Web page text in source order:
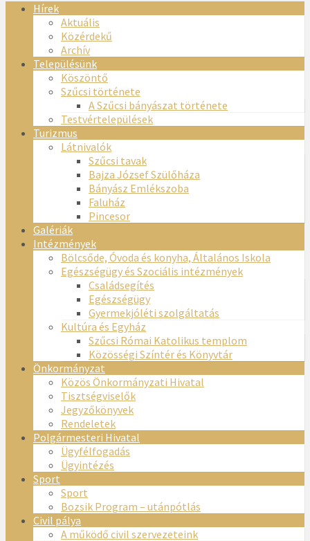
Hírek
Aktuális
Közérdekű
Archív
Településünk
Köszöntő
Szűcsi története
A Szűcsi bányászat története
Testvértelepülések
Turizmus
Látnivalók
Szűcsi tavak
Bajza József Szülőháza
Bányász Emlékszoba
Faluház
Pincesor
Galériák
Intézmények
Bölcsőde, Óvoda és konyha, Általános Iskola
Egészségügy és Szociális intézmények
Családsegítés
Egészségügy
Gyermekjóléti szolgáltatás
Kultúra és Egyház
Szűcsi Római Katolikus templom
Közösségi Színtér és Könyvtár
Önkormányzat
Közös Önkormányzati Hivatal
Tisztségviselők
Jegyzőkönyvek
Rendeletek
Polgármesteri Hivatal
Ügyfélfogadás
Ügyintézés
Sport
Sport
Bozsik Program – utánpótlás
Civil pálya
A működő civil szervezeteink